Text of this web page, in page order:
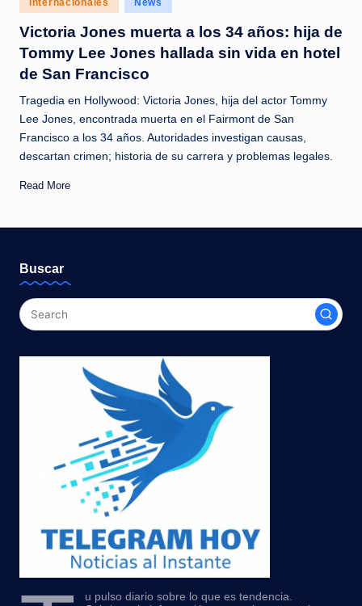
c
i
a
a
l
n
s
a
n
t
e
in
Internacionales News
Victoria Jones muerta a los 34 años: hija de
Tommy Lee Jones hallada sin vida en hotel
de San Francisco
Tragedia en Hollywood: Victoria Jones, hija del actor Tommy
Lee Jones, encontrada muerta en el Fairmont de San
Francisco a los 34 años. Autoridades investigan causas,
descartan crimen; historia de su carrera y problemas legales.
Read More
Buscar
u pulso diario sobre lo que es tendencia.